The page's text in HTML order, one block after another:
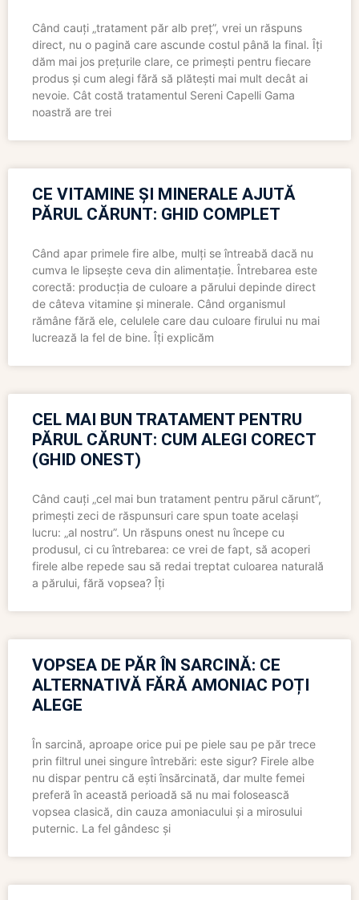
Când cauți „tratament păr alb preț”, vrei un răspuns
direct, nu o pagină care ascunde costul până la final. Îți
dăm mai jos prețurile clare, ce primești pentru fiecare
produs și cum alegi fără să plătești mai mult decât ai
nevoie. Cât costă tratamentul Sereni Capelli Gama
noastră are trei
CE VITAMINE ȘI MINERALE AJUTĂ
PĂRUL CĂRUNT: GHID COMPLET
Când apar primele fire albe, mulți se întreabă dacă nu
cumva le lipsește ceva din alimentație. Întrebarea este
corectă: producția de culoare a părului depinde direct
de câteva vitamine și minerale. Când organismul
rămâne fără ele, celulele care dau culoare firului nu mai
lucrează la fel de bine. Îți explicăm
CEL MAI BUN TRATAMENT PENTRU
PĂRUL CĂRUNT: CUM ALEGI CORECT
(GHID ONEST)
Când cauți „cel mai bun tratament pentru părul cărunt”,
primești zeci de răspunsuri care spun toate același
lucru: „al nostru”. Un răspuns onest nu începe cu
produsul, ci cu întrebarea: ce vrei de fapt, să acoperi
firele albe repede sau să redai treptat culoarea naturală
a părului, fără vopsea? Îți
VOPSEA DE PĂR ÎN SARCINĂ: CE
ALTERNATIVĂ FĂRĂ AMONIAC POȚI
ALEGE
În sarcină, aproape orice pui pe piele sau pe păr trece
prin filtrul unei singure întrebări: este sigur? Firele albe
nu dispar pentru că ești însărcinată, dar multe femei
preferă în această perioadă să nu mai folosească
vopsea clasică, din cauza amoniacului și a mirosului
puternic. La fel gândesc și